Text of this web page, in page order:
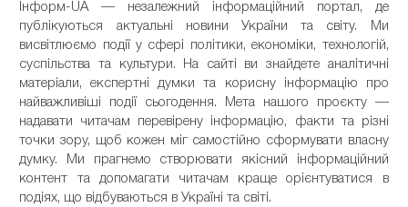
Інформ-UA — незалежний інформаційний портал, де
публікуються актуальні новини України та світу. Ми
висвітлюємо події у сфері політики, економіки, технологій,
суспільства та культури. На сайті ви знайдете аналітичні
матеріали, експертні думки та корисну інформацію про
найважливіші події сьогодення. Мета нашого проєкту —
надавати читачам перевірену інформацію, факти та різні
точки зору, щоб кожен міг самостійно сформувати власну
думку. Ми прагнемо створювати якісний інформаційний
контент та допомагати читачам краще орієнтуватися в
подіях, що відбуваються в Україні та світі.